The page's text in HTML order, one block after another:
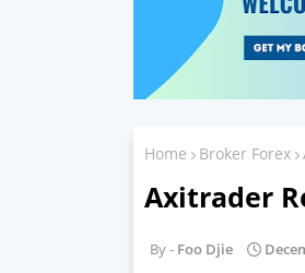
Home Broker Forex
Axitrader
Foo Djie